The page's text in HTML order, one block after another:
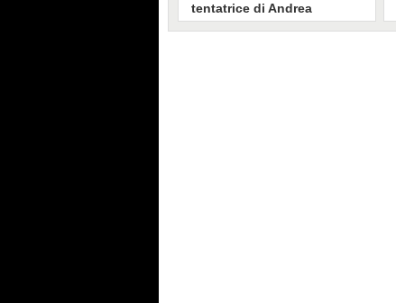
tentatrice di Andrea
Petraroli a Temptation